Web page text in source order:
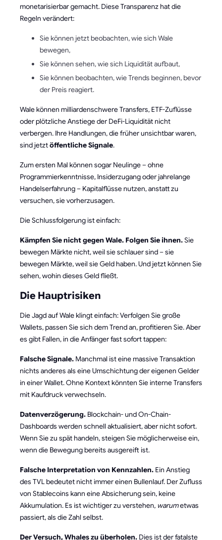
monetarisierbar gemacht. Diese Transparenz hat die
Regeln verändert:
Sie können jetzt beobachten, wie sich Wale
bewegen,
Sie können sehen, wie sich Liquidität aufbaut,
Sie können beobachten, wie Trends beginnen, bevor
der Preis reagiert.
Wale können milliardenschwere Transfers, ETF-Zuflüsse
oder plötzliche Anstiege der DeFi-Liquidität nicht
verbergen. Ihre Handlungen, die früher unsichtbar waren,
sind jetztöffentliche Signale.
Zum ersten Mal können sogar Neulinge – ohne
Programmierkenntnisse, Insiderzugang oder jahrelange
Handelserfahrung – Kapitalflüsse nutzen, anstatt zu
versuchen, sie vorherzusagen.
Die Schlussfolgerung ist einfach:
Kämpfen Sie nicht gegen Wale. Folgen Sie ihnen.Sie
bewegen Märkte nicht, weil sie schlauer sind – sie
bewegen Märkte, weil sie Geld haben. Und jetzt können Sie
sehen, wohin dieses Geld fließt.
Die Hauptrisiken
Die Jagd auf Wale klingt einfach: Verfolgen Sie große
Wallets, passen Sie sich dem Trend an, profitieren Sie. Aber
es gibt Fallen, in die Anfänger fast sofort tappen:
Falsche Signale. Manchmal ist eine massive Transaktion
nichts anderes als eine Umschichtung der eigenen Gelder
in einer Wallet. Ohne Kontext könnten Sie interne Transfers
mit Kaufdruck verwechseln.
Datenverzögerung. Blockchain- und On-Chain-
Dashboards werden schnell aktualisiert, aber nicht sofort.
Wenn Sie zu spät handeln, steigen Sie möglicherweise ein,
wenn die Bewegung bereits ausgereift ist.
Falsche Interpretation von Kennzahlen. Ein Anstieg
des TVL bedeutet nicht immer einen Bullenlauf. Der Zufluss
von Stablecoins kann eine Absicherung sein, keine
Akkumulation. Es ist wichtiger zu verstehen, warumetwas
passiert, als die Zahl selbst.
Der Versuch, Whales zu überholen. Dies ist der fatalste